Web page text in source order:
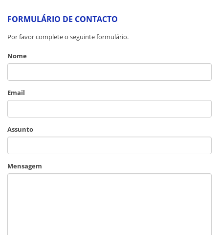
FORMULÁRIO DE CONTACTO
Por favor complete o seguinte formulário.
Nome
Email
Assunto
Mensagem